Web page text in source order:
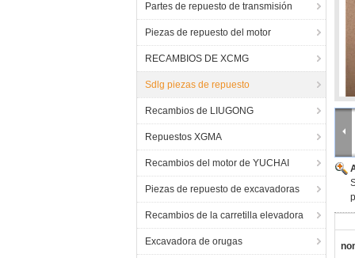
Partes de repuesto de transmisión
Piezas de repuesto del motor
RECAMBIOS DE XCMG
Sdlg piezas de repuesto
Recambios de LIUGONG
Repuestos XGMA
Recambios del motor de YUCHAI
Piezas de repuesto de excavadoras
Recambios de la carretilla elevadora
Excavadora de orugas